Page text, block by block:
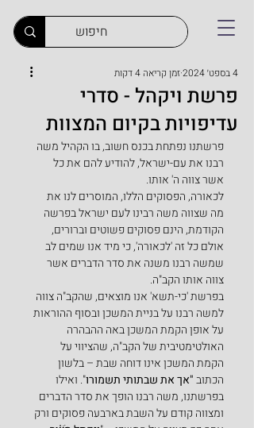
פרשת ויקהל - סדרי
עדיפויות בקיום המצוות
4 בספט׳ 2024 זמן קריאה 4 דקות
פרשתנו נפתחת בכנס חשוב, בו הקהיל משה
רבנו את עם-ישראל, להודיע להם את כל
אשר צווה ה' אותו.
לכאורה, הפסוקים הללו, המוסרים לנו את
מה שצווה משה רבינו לעם ישראל בפרשה
הקודמת, הינם פסוקים פשוטים וברורים,
אולם כל זה 'לכאורה', כי מיד אנו שמים לב
שמשה רבנו משנה את סדר הדברים אשר
צווה אותו הקב"ה.
בפרשת 'כי-תשא' אנו מוצאים, שהקב"ה צווה
למשה רבנו על בניית המשכן ובסוף ההוראות
על אופן הקמת המשכן באה ההבהרה
האולטימטיבית של הקב"ה, שהציווי על
הקמת המשכן אינו דוחה שבת – בלשון
הכתוב "אך את שבתותי תשמורו". ואילו
בפרשתנו, משה רבנו הופך את סדר הדברים
ומצווה קודם על השבת בארבעה פסוקים ורק